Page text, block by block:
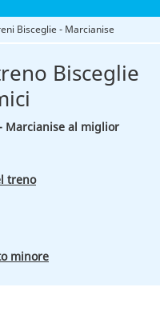
Bisceglie - Marcianise
Bisceglie
Marcianise al miglior
treno
minore